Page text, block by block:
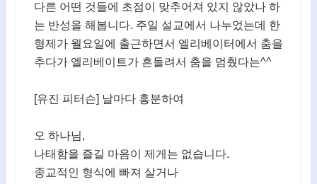
다른 어떤 것들에 초점이 맞추어져 있지 않았나 하
는 반성을 해봅니다. 주일 설교에서 나누었는데 한
형제가 월요일에 출근하면서 엘리베이터에서 춤을
추다가 엘리베이트가 흔들려서 춤을 멈췄다는^^
[유진 피터슨] 날마다 흥분하여
오 하나님,
나태함을 즐길 마음이 제게는 없습니다.
종교적인 형식에 빠져 살거나